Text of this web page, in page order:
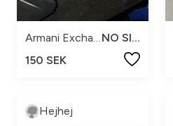
Armani Exchange
NO SIZE
150 SEK
Hejhej